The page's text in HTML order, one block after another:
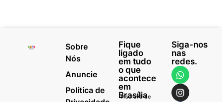
Sobre
Nós
Anuncie
Política de
Fique
ligado
em tudo
o que
acontece
em
Brasília
Inscreva-se
Siga-nos
nas
redes.